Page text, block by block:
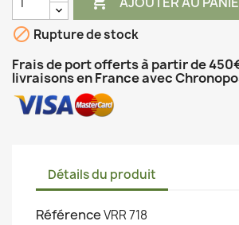
 Rupture de stock
Frais de port offerts à partir de
livraisons en France avec
Détails du produit
RéférenceVRR 718